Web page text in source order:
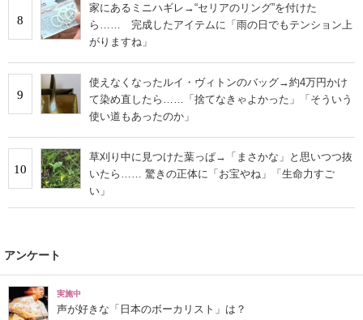
8
家にあるミニハギレ→“セリアのリング”を付けた
ら…… 完成したアイテムに「雨の日でもテンション上
がりますね」
9
使えなくなったルイ・ヴィトンのバッグ→約4万円かけ
て染め直したら……「捨てなきゃよかった」「そういう
使い道もあったのか」
10
草刈り中に見つけた葉っぱ→「まさかな」と思いつつ抜
いたら…… 驚きの正体に「お宝やね」「生命力すご
い」
アンケート
実施中
声が好きな「日本のボーカリスト」は？